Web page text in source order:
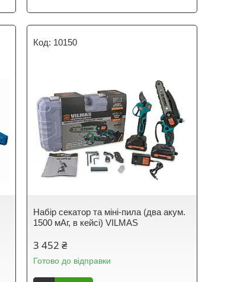
10150
Набір секатор та міні-пила (два акум.
1500 мАг, в кейсі) VILMAS
3 452 ₴
Готово до відправки